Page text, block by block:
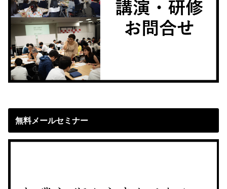
無料メールセミナー